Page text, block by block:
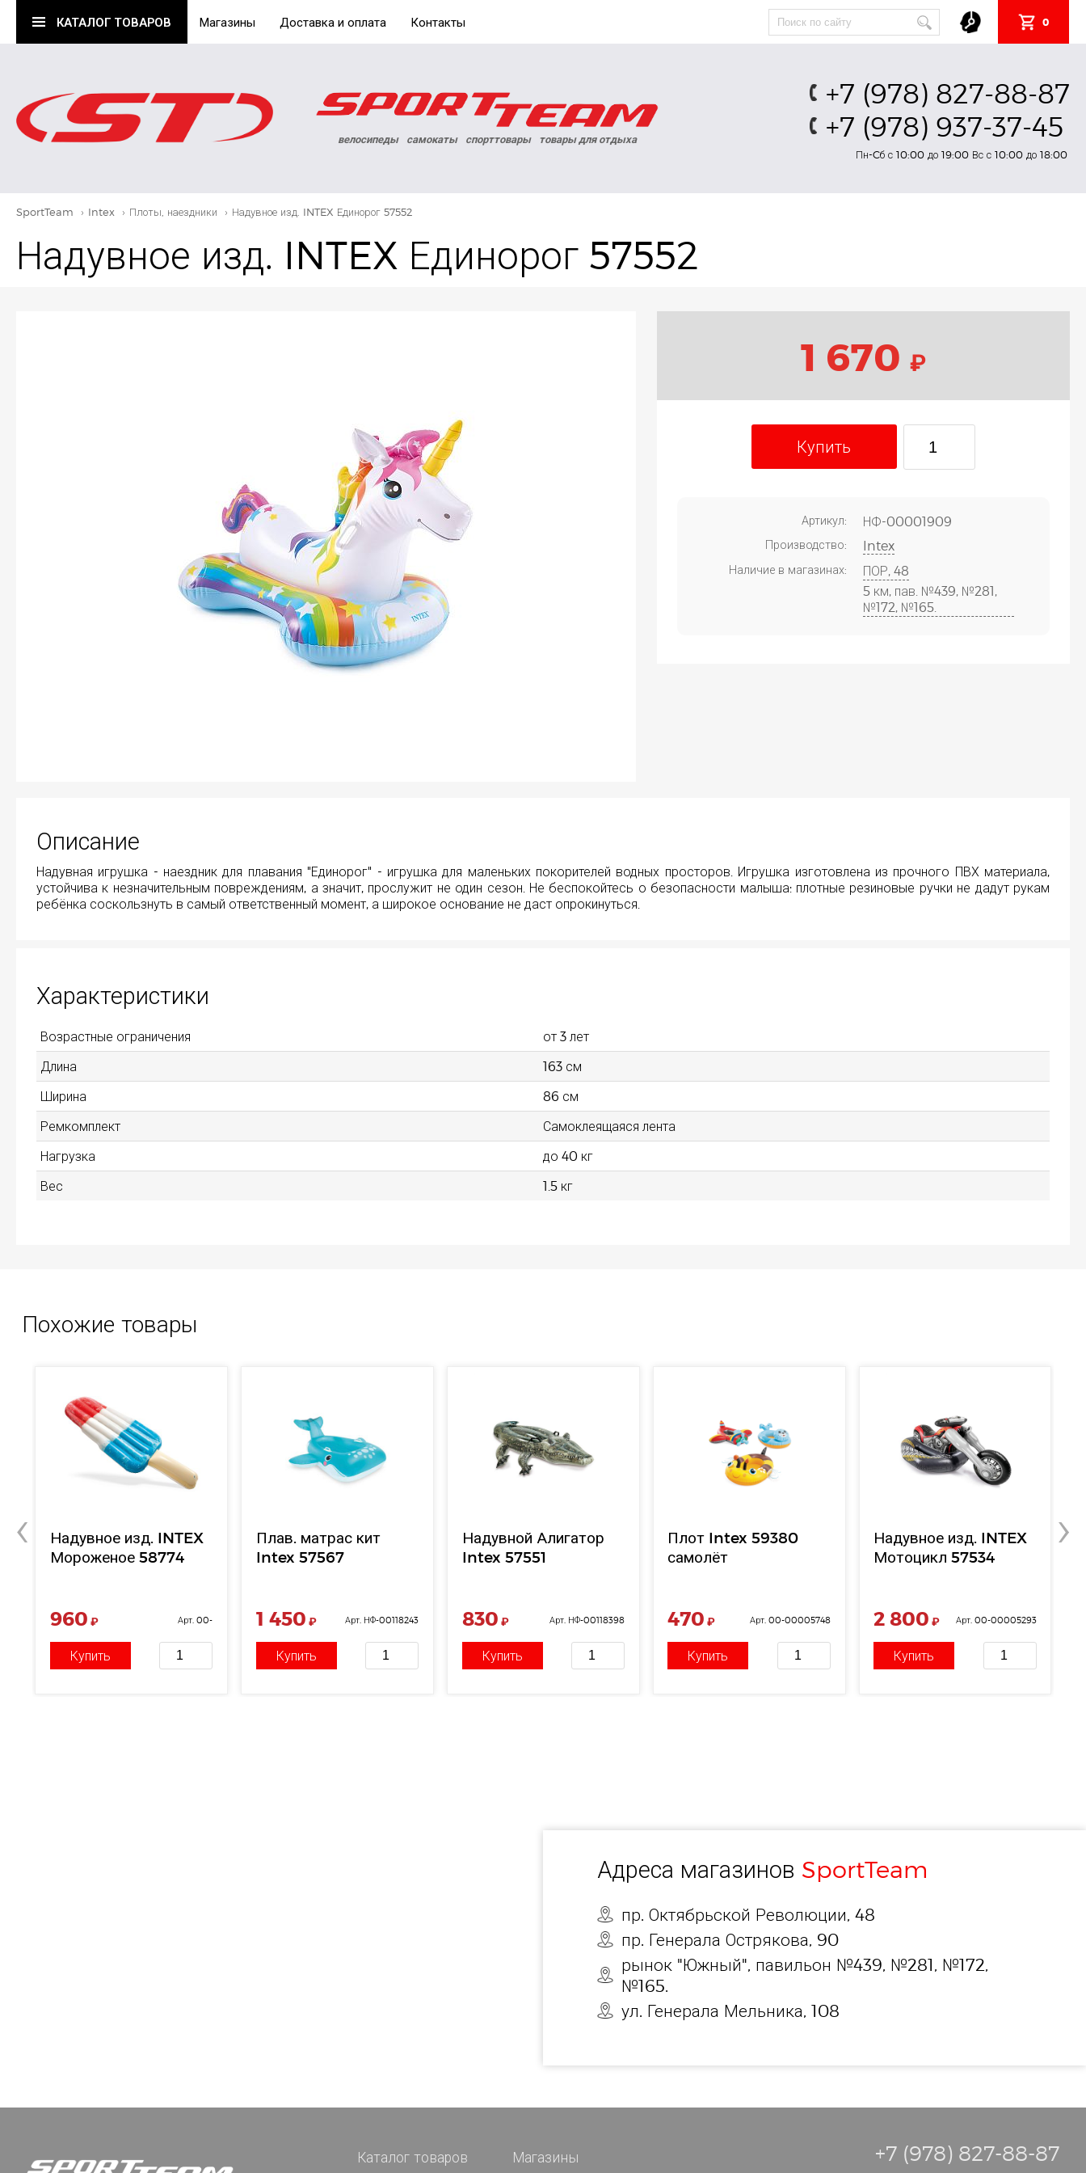
КАТАЛОГ ТОВАРОВ Магазины Доставка и оплата Контакты 0
велосипеды самокаты спорттовары товары для отдыха
+7 (978) 827-88-87
+7 (978) 937-37-45
Пн-Cб с 10:00 до 19:00 Вс с 10:00 до 18:00
SportTeam › Intex › Плоты, наездники › Надувное изд. INTEX Единорог 57552
Надувное изд. INTEX Единорог 57552
1 670 ₽
Купить
Артикул: НФ-00001909
Производство: Intex
Наличие в магазинах:
ПОР, 48
5 км, пав. №439, №281,
№172, №165.
Описание
Надувная игрушка - наездник для плавания "Единорог" - игрушка для маленьких покорителей водных просторов. Игрушка изготовлена из прочного ПВХ материала,
устойчива к незначительным повреждениям, а значит, прослужит не один сезон. Не беспокойтесь о безопасности малыша: плотные резиновые ручки не дадут рукам
ребёнка соскользнуть в самый ответственный момент, а широкое основание не даст опрокинуться.
Характеристики
Возрастные ограничения
от 3 лет
Длина
163 см
Ширина
86 см
Ремкомплект
Самоклеящаяся лента
Нагрузка
до 40 кг
Вес
1.5 кг
Похожие товары
Надувное изд. INTEX
Мороженое 58774
960 ₽
Арт. 00-
Купить
Плав. матрас кит
Intex 57567
1 450 ₽ Арт. НФ-00118243
Купить
Надувной Алигатор
Intex 57551
830 ₽ Арт. НФ-00118398
Купить
Плот Intex 59380
самолёт
470 ₽ Арт. 00-00005748
Купить
Надувное изд. INTEX
Мотоцикл 57534
2 800 ₽ Арт. 00-00005293
Купить
‹ ›
Адреса магазинов SportTeam
пр. Октябрьской Революции, 48
пр. Генерала Острякова, 90
рынок "Южный", павильон №439, №281, №172,
№165.
ул. Генерала Мельника, 108
Каталог товаров Магазины
+7 (978) 827-88-87